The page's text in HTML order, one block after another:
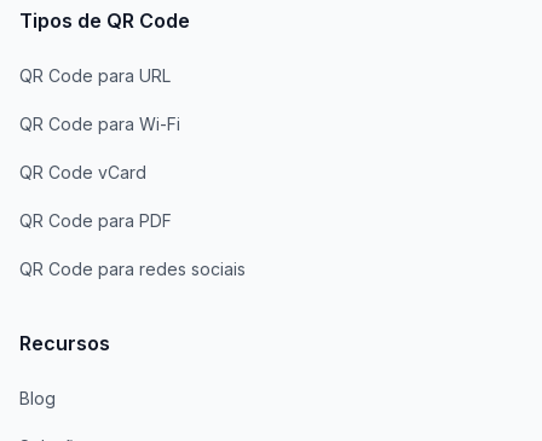
Tipos de QR Code
QR Code para URL
QR Code para Wi-Fi
QR Code vCard
QR Code para PDF
QR Code para redes sociais
Recursos
Blog